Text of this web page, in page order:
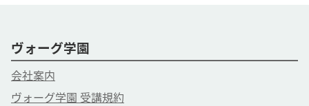
ヴォーグ学園
会社案内
ヴォーグ学園 受講規約